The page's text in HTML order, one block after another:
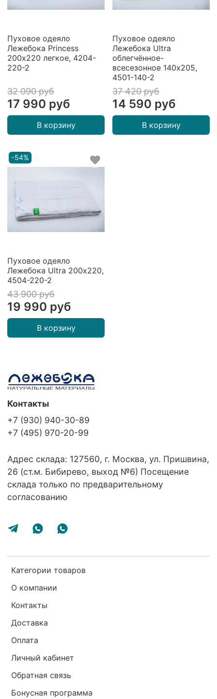
Пуховое одеяло
Лежебока Princess
200х220 легкое, 4204-
220-2
32 090 руб
17 990 руб
В корзину
Пуховое одеяло
Лежебока Ultra
облегчённое-
всесезонное 140х205,
4501-140-2
37 420 руб
14 590 руб
В корзину
-54%
Пуховое одеяло
Лежебока Ultra 200х220,
4504-220-2
43 900 руб
19 990 руб
В корзину
Категории товаров
О компании
Контакты
Доставка
Оплата
Личный кабинет
Обратная связь
Бонусная программа
Контакты
+7 (930) 940-30-89
+7 (495) 970-20-99
Адрес склада: 127560, г. Москва, ул. Пришвина,
26 (ст.м. Бибирево, выход №6) Посещение
склада только по предварительному
согласованию